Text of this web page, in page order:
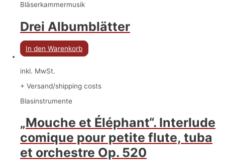
Bläserkammermusik
Drei Albumblätter
In den Warenkorb
inkl. MwSt.
+ Versand/shipping costs
Blasinstrumente
„Mouche et Éléphant“. Interlude
comique pour petite flute, tuba
et orchestre Op. 520